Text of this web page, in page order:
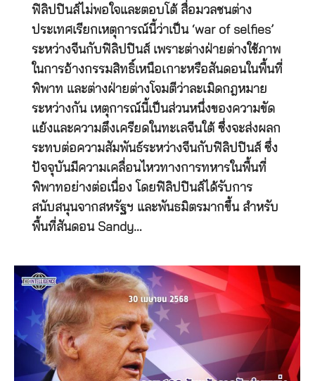
ฟิลิปปินส์ไม่พอใจและตอบโต้ สื่อมวลชนต่าง
ประเทศเรียกเหตุการณ์นี้ว่าเป็น ‘war of selfies’
ระหว่างจีนกับฟิลิปปินส์ เพราะต่างฝ่ายต่างใช้ภาพ
ในการอ้างกรรมสิทธิ์เหนือเกาะหรือสันดอนในพื้นที่
พิพาท และต่างฝ่ายต่างโจมตีว่าละเมิดกฎหมาย
ระหว่างกัน เหตุการณ์นี้เป็นส่วนหนึ่งของความขัด
แย้งและความตึงเครียดในทะเลจีนใต้ ซึ่งจะส่งผลก
ระทบต่อความสัมพันธ์ระหว่างจีนกับฟิลิปปินส์ ซึ่ง
ปัจจุบันมีความเคลื่อนไหวทางการทหารในพื้นที่
พิพาทอย่างต่อเนื่อง โดยฟิลิปปินส์ได้รับการ
สนับสนุนจากสหรัฐฯ และพันธมิตรมากขึ้น สำหรับ
พื้นที่สันดอน Sandy…